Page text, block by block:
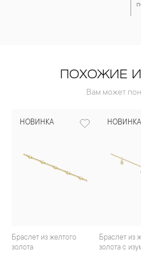
ПОХОЖИЕ
Вам может
НОВИНКА
Браслет из желтого
золота
НОВИНКА
Браслет из желтого
золота с